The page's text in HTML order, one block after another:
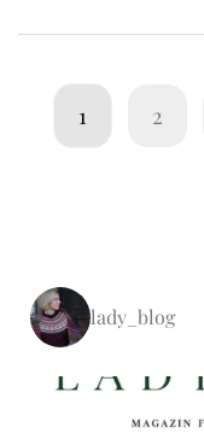
1 2
lady_blog